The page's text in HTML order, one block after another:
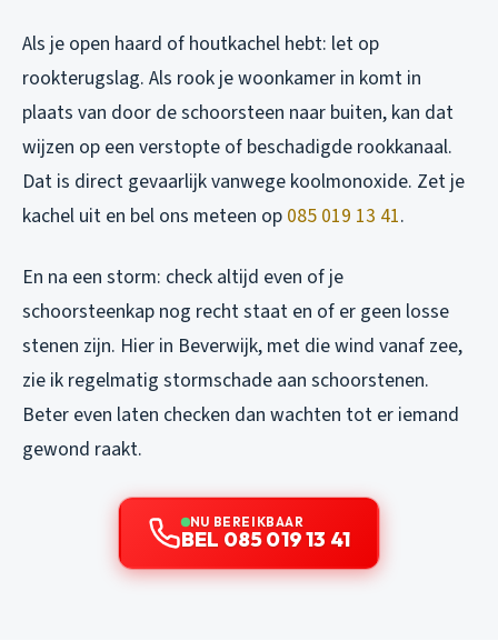
Als je open haard of houtkachel hebt: let op
rookterugslag. Als rook je woonkamer in komt in
plaats van door de schoorsteen naar buiten, kan dat
wijzen op een verstopte of beschadigde rookkanaal.
Dat is direct gevaarlijk vanwege koolmonoxide. Zet je
kachel uit en bel ons meteen op 085 019 13 41.
En na een storm: check altijd even of je
schoorsteenkap nog recht staat en of er geen losse
stenen zijn. Hier in Beverwijk, met die wind vanaf zee,
zie ik regelmatig stormschade aan schoorstenen.
Beter even laten checken dan wachten tot er iemand
gewond raakt.
NU BEREIKBAAR
BEL 085 019 13 41